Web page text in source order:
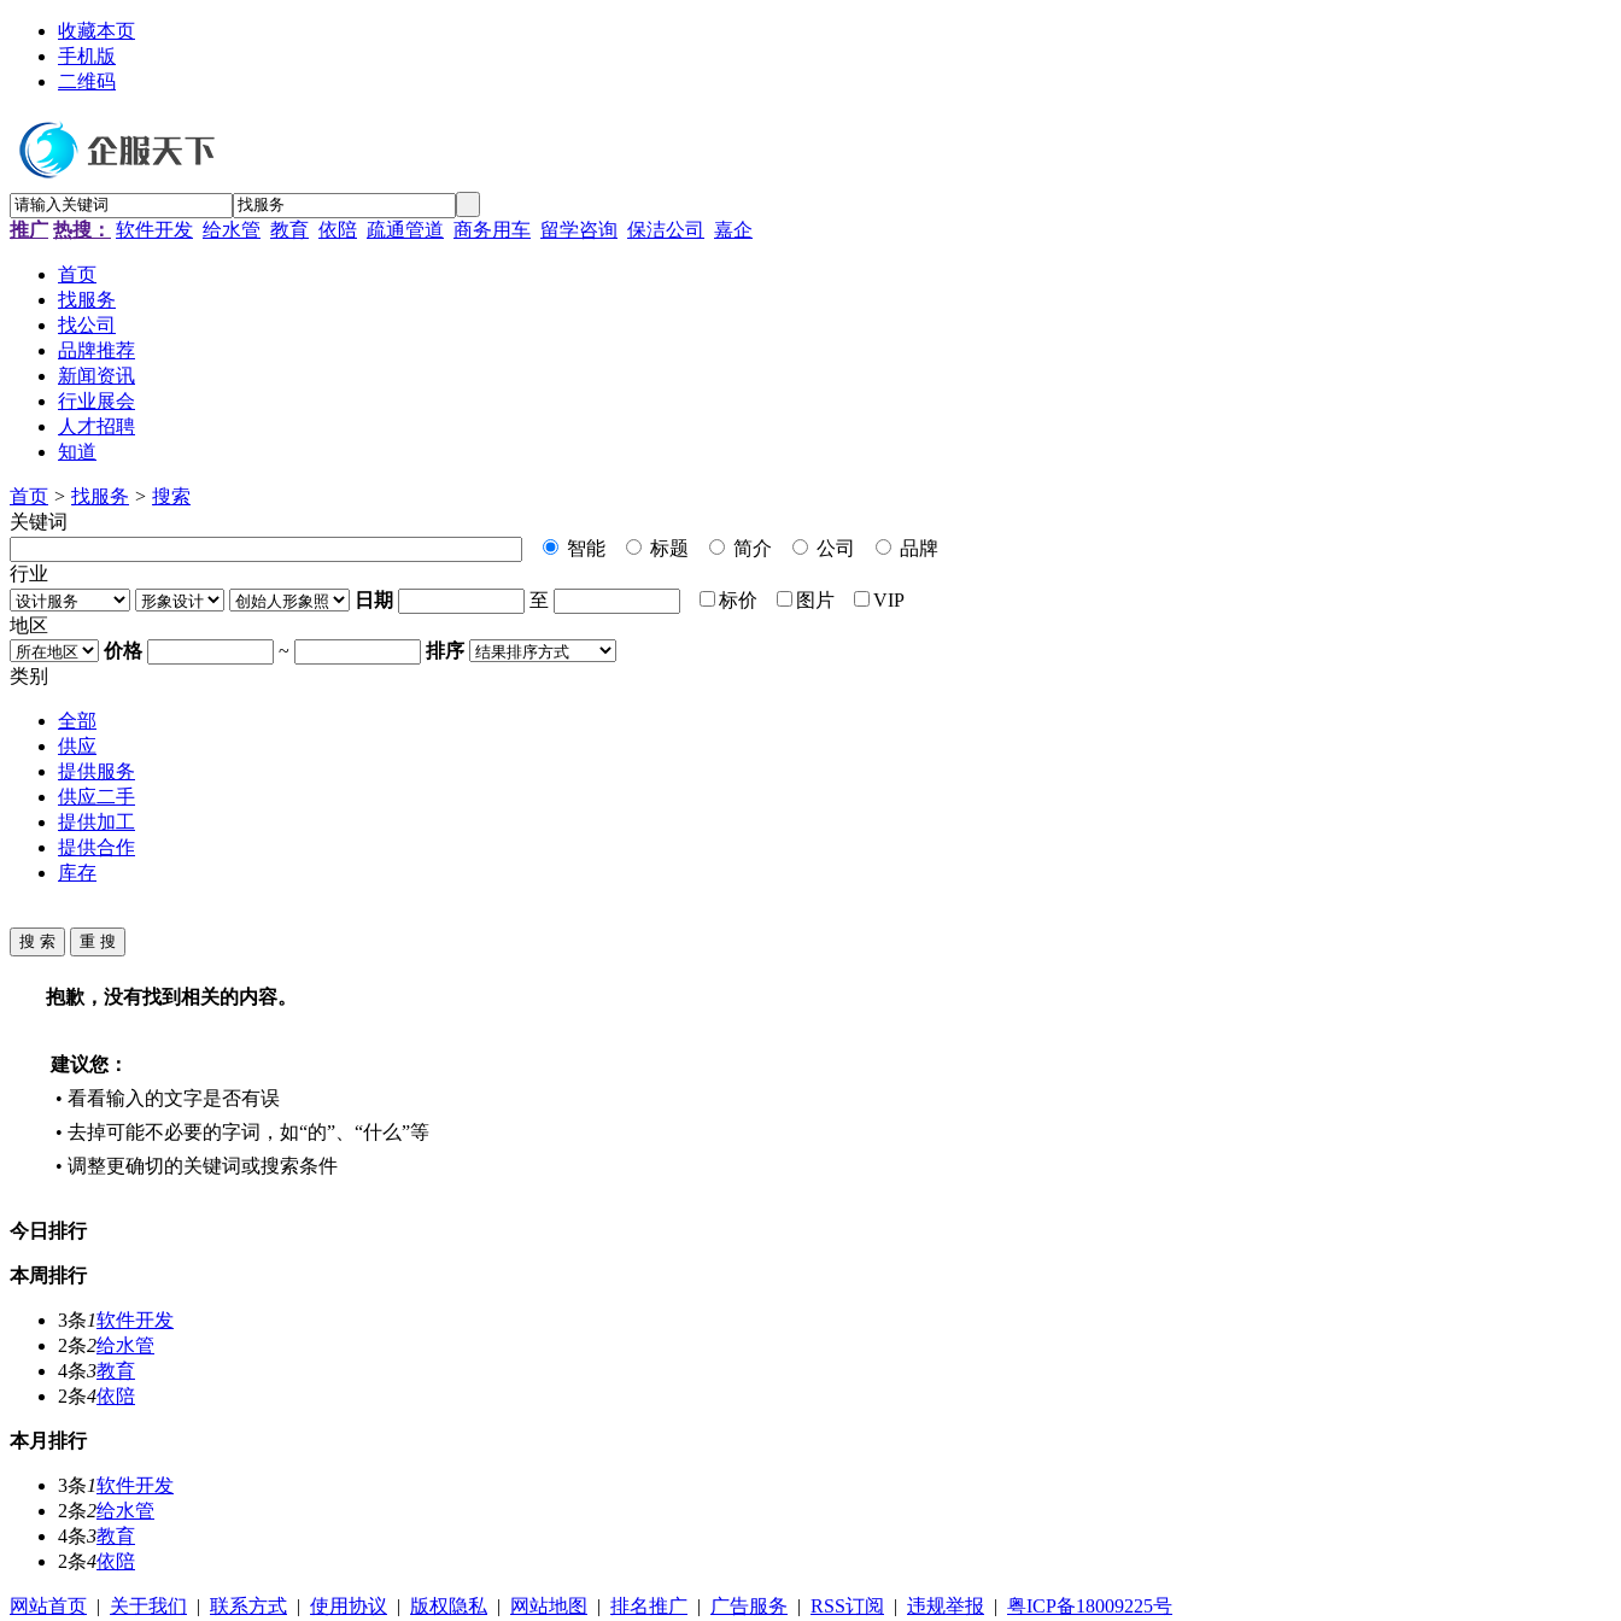
收藏本页
手机版
二维码
推广 热搜： 软件开发 给水管 教育 依陪 疏通管道 商务用车 留学咨询 保洁公司 嘉企
首页
找服务
找公司
品牌推荐
新闻资讯
行业展会
人才招聘
知道
首页 > 找服务 > 搜索
关键词
智能
标题 简介 公司
品牌
行业
日期
至 标价 图片
VIP
地区
价格
~
排序
类别
全部
供应
提供服务
供应二手
提供加工
提供合作
库存
抱歉，没有找到相关的内容。
建议您：
• 看看输入的文字是否有误
• 去掉可能不必要的字词，如“的”、“什么”等
• 调整更确切的关键词或搜索条件
今日排行
本周排行
3条1软件开发
2条2给水管
4条3教育
2条4依陪
本月排行
3条1软件开发
2条2给水管
4条3教育
2条4依陪
网站首页 | 关于我们 | 联系方式 | 使用协议 | 版权隐私 | 网站地图 | 排名推广 | 广告服务 | RSS订阅 | 违规举报 | 粤ICP备18009225号